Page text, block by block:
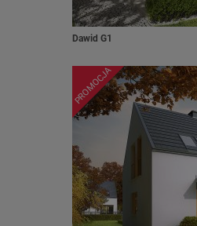
Dawid G1
PROMOCJA